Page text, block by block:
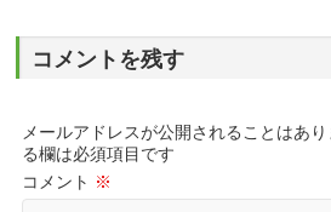
コメントを残す
メールアドレスが公開されることはあり
る欄は必須項目です
コメント ※